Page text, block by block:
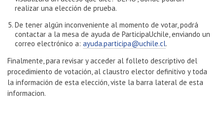
realizar una elección de prueba.
De tener algún inconveniente al momento de votar, podrá
contactar a la mesa de ayuda de ParticipaUchile, enviando un
correo electrónico a: ayuda.participa@uchile.cl.
Finalmente, para revisar y acceder al folleto descriptivo del
procedimiento de votación, al claustro elector definitivo y toda
la información de esta elección, viste la barra lateral de esta
informacion.